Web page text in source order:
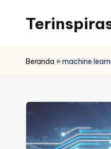
contentMuda
Terkini
Beranda »machine